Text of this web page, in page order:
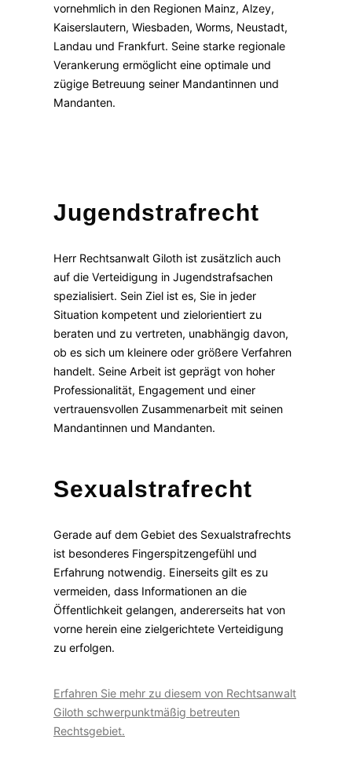
vornehmlich in den Regionen Mainz, Alzey,
Kaiserslautern, Wiesbaden, Worms, Neustadt,
Landau und Frankfurt. Seine starke regionale
Verankerung ermöglicht eine optimale und
zügige Betreuung seiner Mandantinnen und
Mandanten.
Jugendstrafrecht
Herr Rechtsanwalt Giloth ist zusätzlich auch
auf die Verteidigung in Jugendstrafsachen
spezialisiert. Sein Ziel ist es, Sie in jeder
Situation kompetent und zielorientiert zu
beraten und zu vertreten, unabhängig davon,
ob es sich um kleinere oder größere Verfahren
handelt. Seine Arbeit ist geprägt von hoher
Professionalität, Engagement und einer
vertrauensvollen Zusammenarbeit mit seinen
Mandantinnen und Mandanten.
Sexualstrafrecht
Gerade auf dem Gebiet des Sexualstrafrechts
ist besonderes Fingerspitzengefühl und
Erfahrung notwendig. Einerseits gilt es zu
vermeiden, dass Informationen an die
Öffentlichkeit gelangen, andererseits hat von
vorne herein eine zielgerichtete Verteidigung
zu erfolgen.
Erfahren Sie mehr zu diesem von Rechtsanwalt
Giloth schwerpunktmäßig betreuten
Rechtsgebiet.